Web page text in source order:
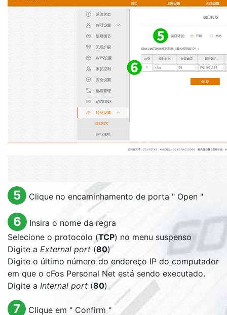
5 Clique no encaminhamento de porta " Open"
6
Insira o nome da regra
Selecione o protocolo (TCP) no menu suspenso
Digite a External port (80)
Digite o último número do endereço IP do computador
em que o cFos Personal Net está sendo executado.
Digite a Internal port (80)
7 Clique em " Confirm "